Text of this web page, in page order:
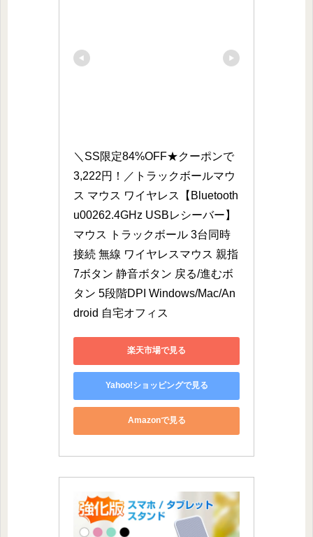
＼SS限定84%OFF★クーポンで
3,222円！／トラックボールマウ
ス マウス ワイヤレス【Bluetooth
u00262.4GHz USBレシーバー】
マウス トラックボール 3台同時
接続 無線 ワイヤレスマウス 親指
7ボタン 静音ボタン 戻る/進むボ
タン 5段階DPI Windows/Mac/An
droid 自宅オフィス
楽天市場で見る
Yahoo!ショッピングで見る
Amazonで見る